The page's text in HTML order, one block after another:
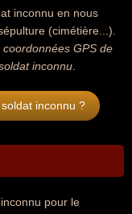
inconnu en nous
(cimétière...).
GPS de
inconnu
inconnu ?
pour le